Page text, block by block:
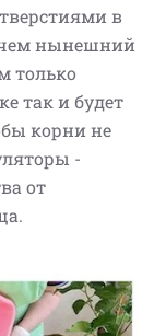
в
чем нынешний
только
так и будет
корни не
-
от